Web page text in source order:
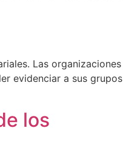
Las organizaciones
evidenciar a sus grupos
los